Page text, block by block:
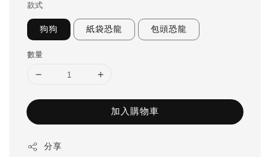
款式
狗狗 紙袋恐龍 包頭恐龍
數量
加入購物車
分享